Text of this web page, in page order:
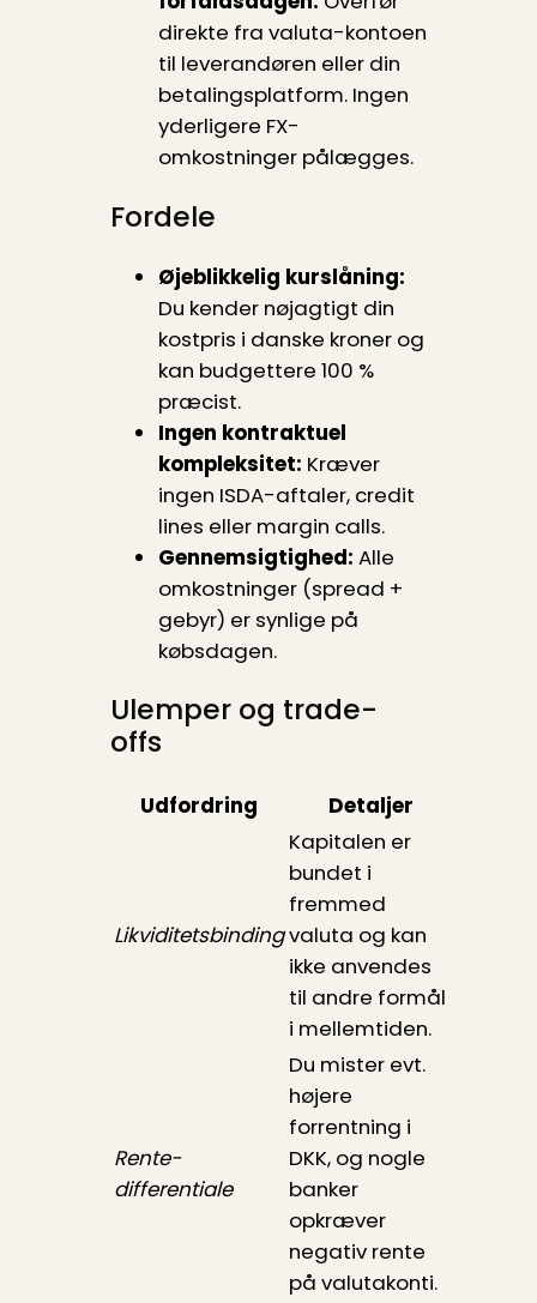
direkte fra valuta-kontoen
til leverandøren eller din
betalingsplatform. Ingen
yderligere FX-
omkostninger pålægges.
Fordele
Øjeblikkelig kurslåning:
Du kender nøjagtigt din
kostpris i danske kroner og
kan budgettere 100 %
præcist.
Ingen kontraktuel
kompleksitet: Kræver
ingen ISDA-aftaler, credit
lines eller margin calls.
Gennemsigtighed: Alle
omkostninger (spread +
gebyr) er synlige på
købsdagen.
Ulemper og trade-
offs
Udfordring Detaljer
Likviditetsbinding
Kapitalen er
bundet i
fremmed
valuta og kan
ikke anvendes
til andre formål
i mellemtiden.
Rente-
differentiale
Du mister evt.
højere
forrentning i
DKK, og nogle
banker
opkræver
negativ rente
på valutakonti.